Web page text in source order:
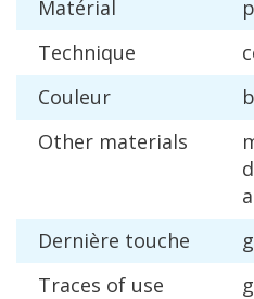
Matérial
Technique
Couleur
Other materials
Dernière touche
Traces of use